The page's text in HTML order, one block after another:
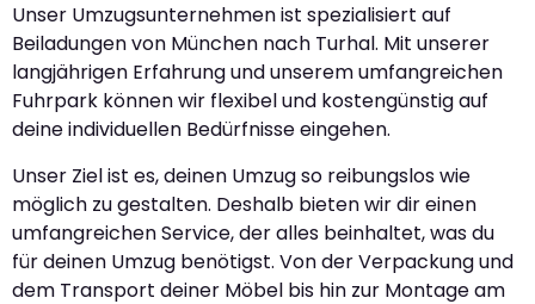
Unser Umzugsunternehmen ist spezialisiert auf
Beiladungen von München nach Turhal. Mit unserer
langjährigen Erfahrung und unserem umfangreichen
Fuhrpark können wir flexibel und kostengünstig auf
deine individuellen Bedürfnisse eingehen.
Unser Ziel ist es, deinen Umzug so reibungslos wie
möglich zu gestalten. Deshalb bieten wir dir einen
umfangreichen Service, der alles beinhaltet, was du
für deinen Umzug benötigst. Von der Verpackung und
dem Transport deiner Möbel bis hin zur Montage am